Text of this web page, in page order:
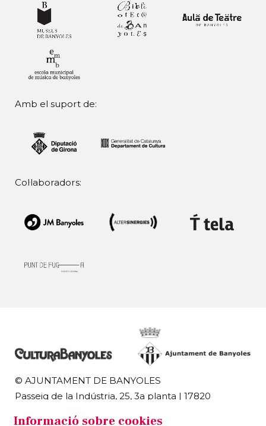
Amb el suport de:
Col·laboradors:
© AJUNTAMENT DE BANYOLES
Passeig de la Indústria, 25, 3a planta | 17820
Informació sobre cookies